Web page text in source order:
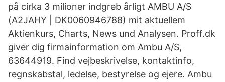
på cirka 3 milioner indgreb årligt AMBU A/S
(A2JAHY | DK0060946788) mit aktuellem
Aktienkurs, Charts, News und Analysen. Proff.dk
giver dig firmainformation om Ambu A/S,
63644919. Find vejbeskrivelse, kontaktinfo,
regnskabstal, ledelse, bestyrelse og ejere. Ambu